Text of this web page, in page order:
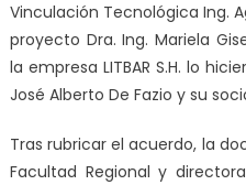
Vinculación Tecnológica Ing.
proyecto Dra. Ing. Mariela
la empresa LITBAR S.H. lo
José Alberto De Fazio y su
Tras rubricar el acuerdo, la
Facultad Regional y